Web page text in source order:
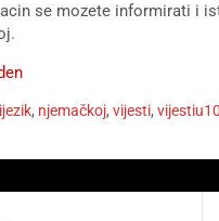
se mozete informirati i
, njemačkoj, vijesti,